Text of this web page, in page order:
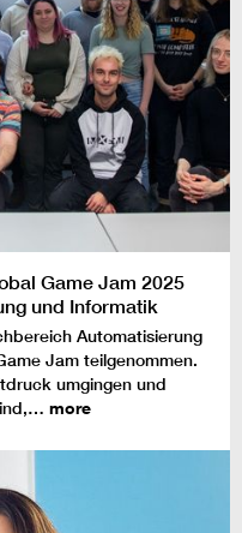
Game Jam 2025
und Informatik
Automatisierung
Jam teilgenommen.
umgingen und
more